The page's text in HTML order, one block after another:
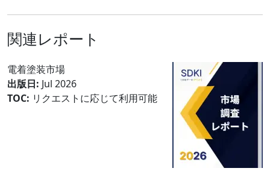
関連レポート
電着塗装市場
出版日: Jul 2026
TOC: リクエストに応じて利用可能